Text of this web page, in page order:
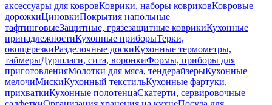
аксессуары для ковровКоврики, наборы ковриковКовровые
дорожкиЦиновкиПокрытия напольные
тафтинговыеЗащитные, грязезащитные коврикиКухонные
принадлежностиКухонные приборыТерки,
овощерезкиРазделочные доскиКухонные термометры,
таймерыДуршлаги, сита, воронкиФормы, приборы для
приготовленияМолотки для мяса, тендерайзерыКухонные
мелочиМискиКухонный текстильКухонные фартуки,
прихваткиКухонные полотенцаСкатерти, сервировочные